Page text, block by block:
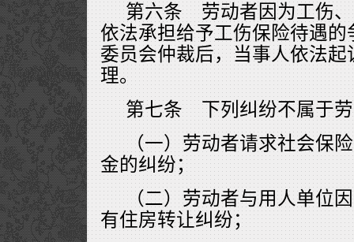
第六条 劳动者因为工伤
依法承担给予工伤保险待遇
委员会仲裁后，当事人依法
理。
第七条 下列纠纷不属于
（一）劳动者请求社会保
金的纠纷；
（二）劳动者与用人单位
有住房转让纠纷；